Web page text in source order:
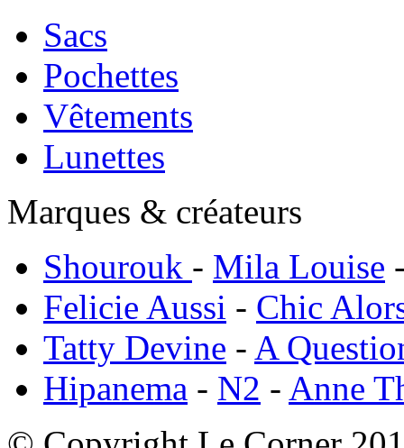
Sacs
Pochettes
Vêtements
Lunettes
Marques & créateurs
Shourouk - Mila Louise
Felicie Aussi - Chic
Tatty Devine - A
Hipanema - N2 - Anne